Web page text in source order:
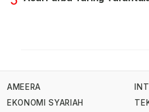
AMEERA
EKONOMI SYARIAH